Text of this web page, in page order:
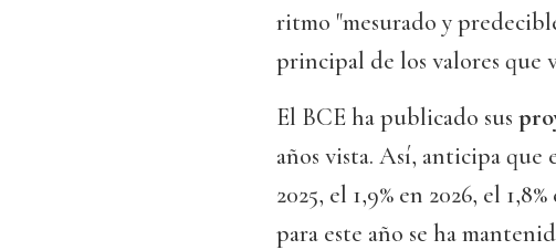
ritmo "mesurado y
principal de los valores que
El BCE ha publicado sus
años vista. Así, anticipa que
2025, el 1,9% en 2026, el
para este año se ha